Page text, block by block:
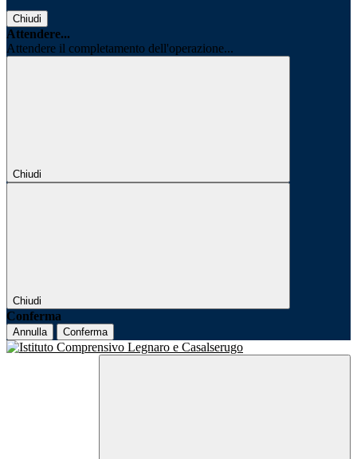
Chiudi
Attendere...
Attendere il completamento dell'operazione...
Chiudi
Chiudi
Conferma
Annulla Conferma